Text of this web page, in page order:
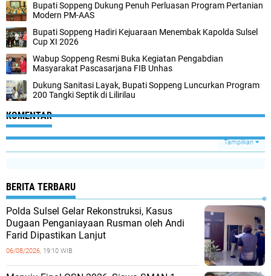
Bupati Soppeng Dukung Penuh Perluasan Program Pertanian
Modern PM-AAS
Bupati Soppeng Hadiri Kejuaraan Menembak Kapolda Sulsel
Cup XI 2026
Wabup Soppeng Resmi Buka Kegiatan Pengabdian
Masyarakat Pascasarjana FIB Unhas
Dukung Sanitasi Layak, Bupati Soppeng Luncurkan Program
200 Tangki Septik di Lilirilau
KOMENTAR
Tampilkan
BERITA TERBARU
Polda Sulsel Gelar Rekonstruksi, Kasus
Dugaan Penganiayaan Rusman oleh Andi
Farid Dipastikan Lanjut
06/08/2026, 19:10 WIB